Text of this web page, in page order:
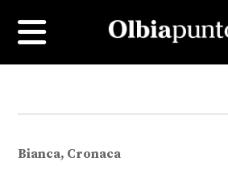
Bianca, Cronaca